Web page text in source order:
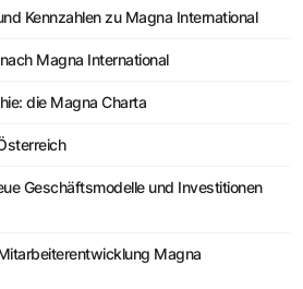
Kennzahlen zu Magna International
Magna International
die Magna Charta
Geschäftsmodelle und Investitionen
Magna